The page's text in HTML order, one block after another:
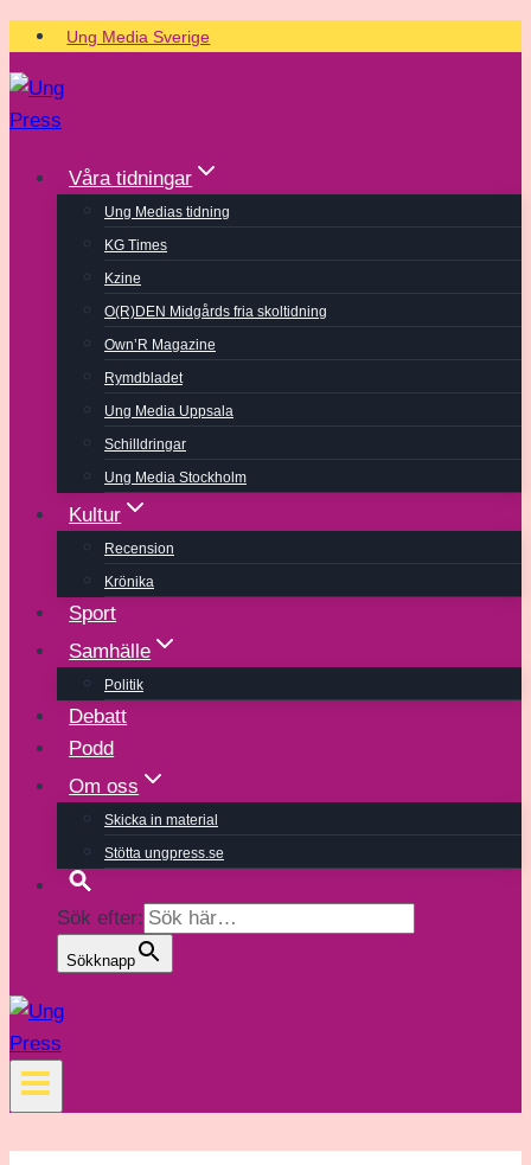
Skip
to
content
Ung Media Sverige
Våra tidningar
Ung Medias tidning
KG Times
Kzine
O(R)DEN Midgårds fria skoltidning
Own’R Magazine
Rymdbladet
Ung Media Uppsala
Schilldringar
Ung Media Stockholm
Kultur
Recension
Krönika
Sport
Samhälle
Politik
Debatt
Podd
Om oss
Skicka in material
Stötta ungpress.se
Sök efter:
Sökknapp